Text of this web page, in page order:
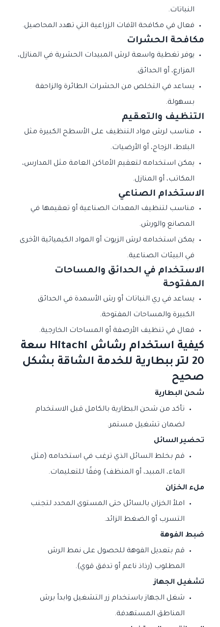
النباتات.
فعال في مكافحة الآفات الزراعية التي تهدد المحاصيل.
مكافحة الحشرات
يوفر تغطية واسعة لرش المبيدات الحشرية في المنازل،
المزارع، أو الحدائق.
يساعد في التخلص من الحشرات الطائرة والزاحفة
بسهولة.
التنظيف والتعقيم
مناسب لرش مواد التنظيف على الأسطح الكبيرة مثل
البلاط، الزجاج، أو الأرضيات.
يمكن استخدامه لتعقيم الأماكن العامة مثل المدارس،
المكاتب، أو المنازل.
الاستخدام الصناعي
مناسب لتنظيف المعدات الصناعية أو تعقيمها في
المصانع والورش.
يمكن استخدامه لرش الزيوت أو المواد الكيميائية الأخرى
في البيئات الصناعية.
الاستخدام في الحدائق والمساحات
المفتوحة
يساعد في ري النباتات أو رش الأسمدة في الحدائق
الكبيرة والمساحات المفتوحة.
فعال في تنظيف الأرصفة أو المساحات الخارجية.
كيفية استخدام رشاش Hitachi سعة
20 لتر ببطارية للخدمة الشاقة بشكل
صحيح
شحن البطارية
تأكد من شحن البطارية بالكامل قبل الاستخدام
لضمان تشغيل مستمر.
تحضير السائل
قم بخلط السائل الذي ترغب في استخدامه (مثل
الماء، المبيد، أو المنظف) وفقًا للتعليمات.
ملء الخزان
املأ الخزان بالسائل حتى المستوى المحدد لتجنب
التسرب أو الضغط الزائد.
ضبط الفوهة
قم بتعديل الفوهة للحصول على نمط الرش
المطلوب (رذاذ ناعم أو تدفق قوي).
تشغيل الجهاز
شغل الجهاز باستخدام زر التشغيل وابدأ برش
المناطق المستهدفة.